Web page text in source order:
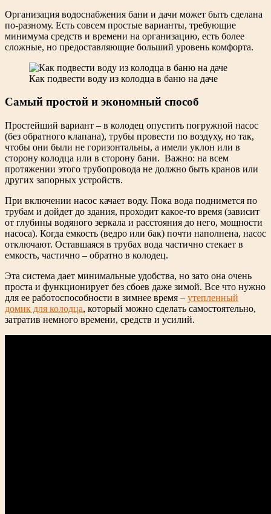
Организация водоснабжения бани и дачи может быть сделана
по-разному. Есть совсем простые варианты, требующие
минимума средств и времени на организацию, есть более
сложные, но предоставляющие больший уровень комфорта.
Как подвести воду из колодца в баню на даче
Самый простой и экономный способ
Простейший вариант – в колодец опустить погружной насос
(без обратного клапана), трубы провести по воздуху, но так,
чтобы они были не горизонтальны, а имели уклон или в
сторону колодца или в сторону бани. Важно: на всем
протяжении этого трубопровода не должно быть кранов или
других запорных устройств.
При включении насос качает воду. Пока вода поднимется по
трубам и дойдет до здания, проходит какое-то время (зависит
от глубины водяного зеркала и расстояния до него, мощности
насоса). Когда емкость (ведро или бак) почти наполнена, насос
отключают. Оставшаяся в трубах вода частично стекает в
емкость, частично – обратно в колодец.
Эта система дает минимальные удобства, но зато она очень
проста и функционирует без сбоев даже зимой. Все что нужно
для ее работоспособности в зимнее время – утепленный
домик для колодца, который можно сделать самостоятельно,
затратив немного времени, средств и усилий.